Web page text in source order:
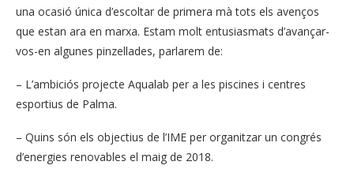
una ocasió única d’escoltar de primera mà tots els avenços
que estan ara en marxa. Estam molt entusiasmats d’avançar-
vos-en algunes pinzellades, parlarem de:
– L’ambiciós projecte Aqualab per a les piscines i centres
esportius de Palma.
– Quins són els objectius de l’IME per organitzar un congrés
d’energies renovables el maig de 2018.